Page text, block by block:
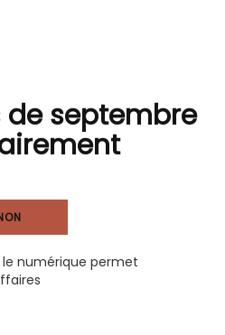
septembre
le numérique permet